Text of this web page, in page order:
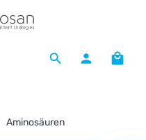
Aminosäuren